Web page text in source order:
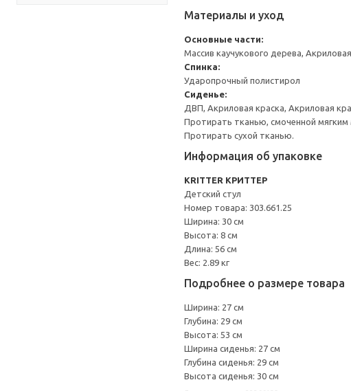
Материалы и уход
Основные части:
Массив каучукового дерева,
Спинка:
Ударопрочный полистирол
Сиденье:
ДВП, Акриловая краска, Акриловая
Протирать тканью, смоченной
Протирать сухой тканью.
Информация об упаковке
KRITTER КРИТТЕР
Детский стул
Номер товара: 303.661.25
Ширина: 30 см
Высота: 8 см
Длина: 56 см
Вес: 2.89 кг
Подробнее о размере товара
Ширина: 27 см
Глубина: 29 см
Высота: 53 см
Ширина сиденья: 27 см
Глубина сиденья: 29 см
Высота сиденья: 30 см